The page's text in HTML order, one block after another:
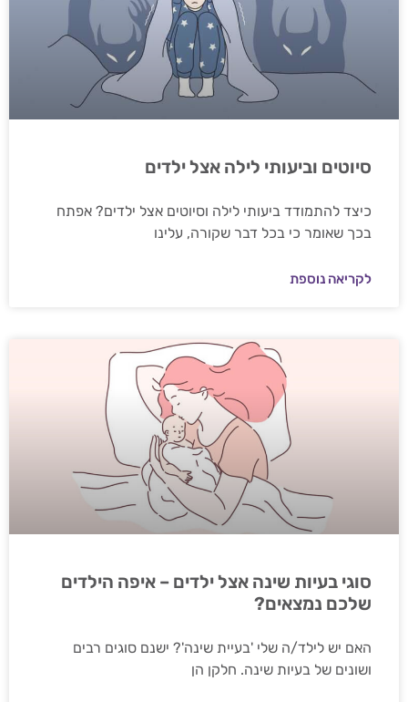
סיוטים וביעותי לילה אצל ילדים
כיצד להתמודד ביעותי לילה וסיוטים אצל ילדים? אפתח
בכך שאומר כי בכל דבר שקורה, עלינו
לקריאה נוספת
סוגי בעיות שינה אצל ילדים – איפה הילדים
שלכם נמצאים?
האם יש לילד/ה שלי 'בעיית שינה'? ישנם סוגים רבים
ושונים של בעיות שינה. חלקן הן